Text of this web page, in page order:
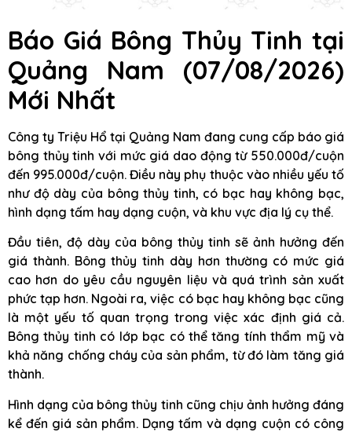
Báo Giá Bông Thủy Tinh tại
Quảng Nam (07/08/2026)
Mới Nhất
Công ty Triệu Hổ tại Quảng Nam đang cung cấp báo giá
bông thủy tinh với mức giá dao động từ 550.000đ/cuộn
đến 995.000đ/cuộn. Điều này phụ thuộc vào nhiều yếu tố
như độ dày của bông thủy tinh, có bạc hay không bạc,
hình dạng tấm hay dạng cuộn, và khu vực địa lý cụ thể.
Đầu tiên, độ dày của bông thủy tinh sẽ ảnh hưởng đến
giá thành. Bông thủy tinh dày hơn thường có mức giá
cao hơn do yêu cầu nguyên liệu và quá trình sản xuất
phức tạp hơn. Ngoài ra, việc có bạc hay không bạc cũng
là một yếu tố quan trọng trong việc xác định giá cả.
Bông thủy tinh có lớp bạc có thể tăng tính thẩm mỹ và
khả năng chống cháy của sản phẩm, từ đó làm tăng giá
thành.
Hình dạng của bông thủy tinh cũng chịu ảnh hưởng đáng
kể đến giá sản phẩm. Dạng tấm và dạng cuộn có công